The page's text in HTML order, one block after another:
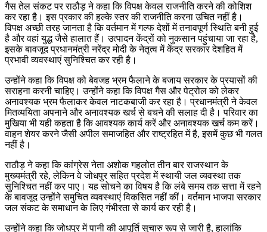
गैस तेल संकट पर राठौड़ ने कहा कि विपक्ष केवल राजनीति करने की कोशिश
कर रहा है। इस प्रकार की हल्के स्तर की राजनीति करना उचित नहीं है।
विपक्ष अच्छी तरह जानता है कि वर्तमान में गल्फ देशों में तनावपूर्ण स्थिति बनी हुई
है और वहां युद्ध जैसे हालात हैं। उत्पादन केंद्रों को नुकसान पहुंचाया जा रहा है,
इसके बावजूद प्रधानमंत्री नरेंद्र मोदी के नेतृत्व में केंद्र सरकार देशहित में
प्रभावी व्यवस्थाएं सुनिश्चित कर रही है।
उन्होंने कहा कि विपक्ष को बेवजह भ्रम फैलाने के बजाय सरकार के प्रयासों की
सराहना करनी चाहिए। उन्होंने कहा कि विपक्ष गैस और पेट्रोल को लेकर
अनावश्यक भ्रम फैलाकर केवल नाटकबाजी कर रहा है। प्रधानमंत्री ने केवल
मितव्ययिता अपनाने और अनावश्यक खर्च से बचने की सलाह दी है। परिवार का
मुखिया भी यही कहता है कि आवश्यक कार्य करें और अनावश्यक खर्च कम करें।
वाहन शेयर करने जैसी अपील समाजहित और राष्ट्रहित में है, इसमें कुछ भी गलत
नहीं है।
राठौड़ ने कहा कि कांग्रेस नेता अशोक गहलोत तीन बार राजस्थान के
मुख्यमंत्री रहे, लेकिन वे जोधपुर सहित प्रदेश में स्थायी जल व्यवस्था तक
सुनिश्चित नहीं कर पाए। यह सोचने का विषय है कि लंबे समय तक सत्ता में रहने
के बावजूद उन्होंने समुचित व्यवस्थाएं विकसित नहीं कीं। वर्तमान भाजपा सरकार
जल संकट के समाधान के लिए गंभीरता से कार्य कर रही है।
उन्हाेंने कहा कि जोधपुर में पानी की आपूर्ति सुचारु रूप से जारी है, हालांकि